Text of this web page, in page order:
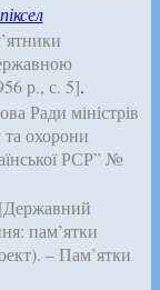
р., с. 5].
Ради міністрів
охорони
РСР” №
[Державний
пам’ятки
– Пам’ятки